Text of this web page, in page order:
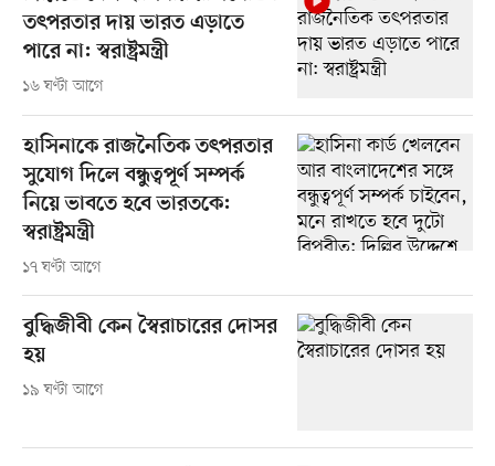
তৎপরতার দায় ভারত এড়াতে
পারে না: স্বরাষ্ট্রমন্ত্রী
১৬ ঘণ্টা আগে
হাসিনাকে রাজনৈতিক তৎপরতার
সুযোগ দিলে বন্ধুত্বপূর্ণ সম্পর্ক
নিয়ে ভাবতে হবে ভারতকে:
স্বরাষ্ট্রমন্ত্রী
১৭ ঘণ্টা আগে
বুদ্ধিজীবী কেন স্বৈরাচারের দোসর
হয়
১৯ ঘণ্টা আগে